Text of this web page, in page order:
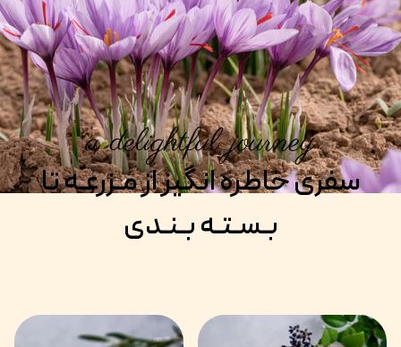
a delightful journey
سفری خاطره انگیز از مـزرعـه تا
بـسـتـه بـنـدی